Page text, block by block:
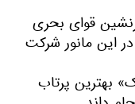
سرنشین قوای بحری
این مانور شرکت
150» «تومسک» بهترین پرتاب